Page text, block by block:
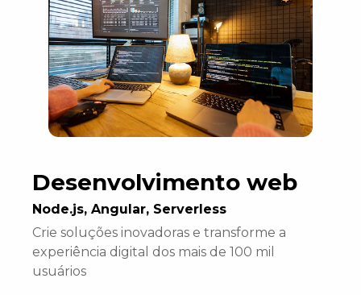
Desenvolvimento web
Node.js, Angular, Serverless
Crie soluções inovadoras e transforme a
experiência digital dos mais de 100 mil
usuários